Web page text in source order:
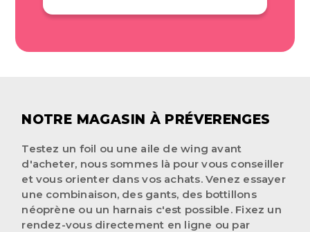
NOTRE MAGASIN À PRÉVERENGES
Testez un foil ou une aile de wing avant
d'acheter, nous sommes là pour vous conseiller
et vous orienter dans vos achats. Venez essayer
une combinaison, des gants, des bottillons
néoprène ou un harnais c'est possible. Fixez un
rendez-vous directement en ligne ou par